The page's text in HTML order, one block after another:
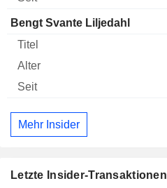
Bengt Svante Liljedahl
Mehr Insider
Letzte Insider-Transaktionen